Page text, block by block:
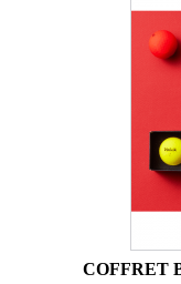
COFFRET